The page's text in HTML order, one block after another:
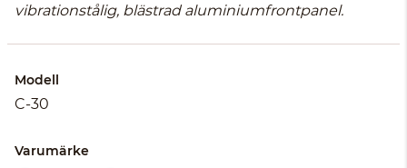
vibrationstålig, blästrad aluminiumfrontpanel.
Modell
C-30
Varumärke